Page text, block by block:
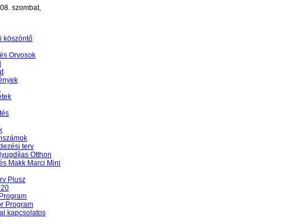
szombat,
köszöntő
Orvosok
terv
Otthon
Makk Marci Mini
Plusz
Program
kapcsolatos